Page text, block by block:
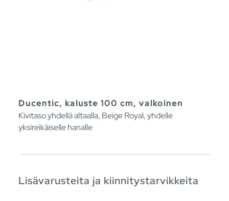
Ducentic, kaluste 100 cm, valkoinen
Kivitaso yhdellä altaalla, Beige Royal, yhdelle
yksireikäiselle hanalle
Lisävarusteita ja kiinnitystarvikkeita